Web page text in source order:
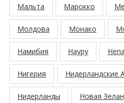
Мальта Марокко
Молдова Монако
Намибия Науру
Нигерия Нидерландские
Нидерланды Новая